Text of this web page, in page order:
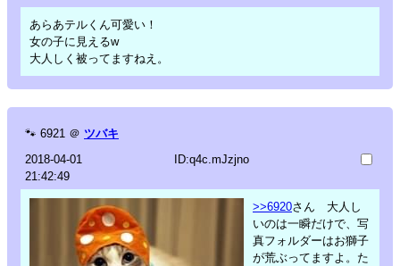
あらあテルくん可愛い！
女の子に見えるw
大人しく被ってますねえ。
🐾 6921 ＠ ツバキ
2018-04-01
21:42:49
ID:q4c.mJzjno
>>6920さん 大人し
いのは一瞬だけで、写
真フォルダーはお獅子
が荒ぶってますよ。た